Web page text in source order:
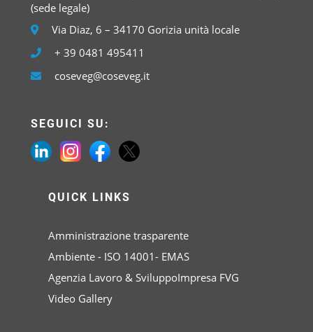
(sede legale)
Via Diaz, 6 – 34170 Gorizia unità locale
+ 39 0481 495411
coseveg@coseveg.it
SEGUICI SU:
QUICK LINKS
Amministrazione trasparente
Ambiente - ISO 14001- EMAS
Agenzia Lavoro & SviluppoImpresa FVG
Video Gallery